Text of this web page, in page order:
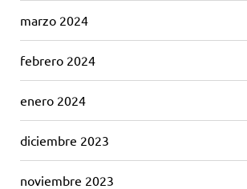
marzo 2024
febrero 2024
enero 2024
diciembre 2023
noviembre 2023